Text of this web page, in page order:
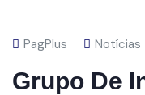
PagPlus Notícias
Grupo De